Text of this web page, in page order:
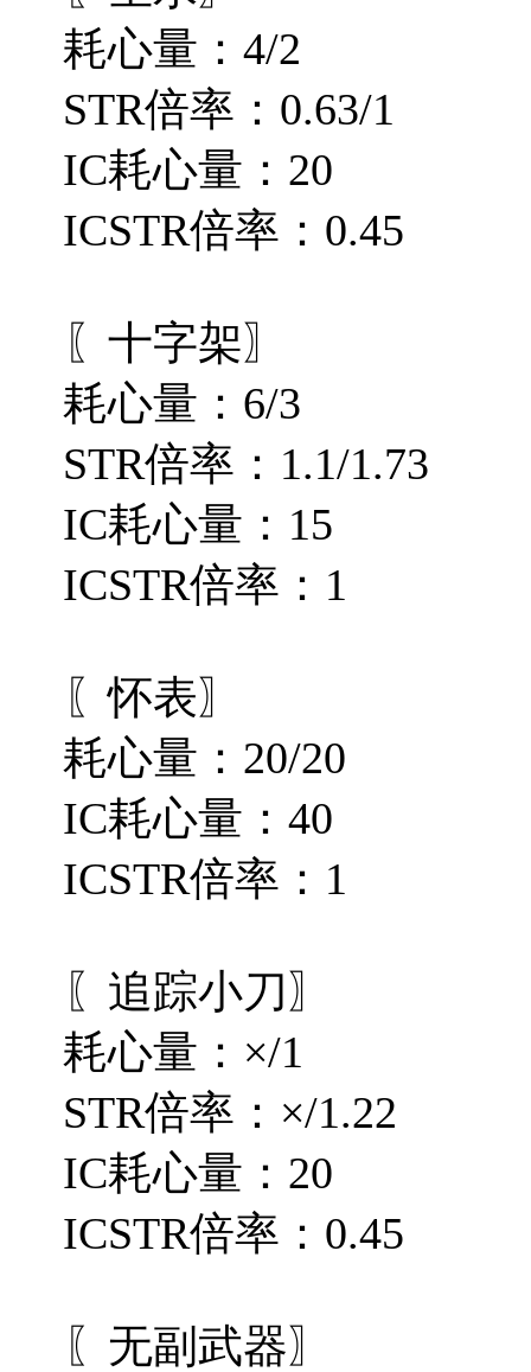
耗心量：4/2
STR倍率：0.63/1
IC耗心量：20
ICSTR倍率：0.45
〖十字架〗
耗心量：6/3
STR倍率：1.1/1.73
IC耗心量：15
ICSTR倍率：1
〖怀表〗
耗心量：20/20
IC耗心量：40
ICSTR倍率：1
〖追踪小刀〗
耗心量：×/1
STR倍率：×/1.22
IC耗心量：20
ICSTR倍率：0.45
〖无副武器〗